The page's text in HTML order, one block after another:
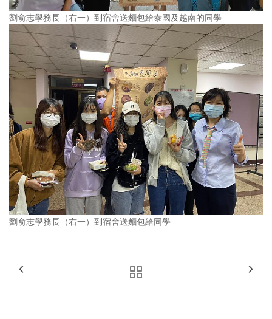
劉俞志學務長（右一）到宿舍送麵包給泰國及越南的同學
劉俞志學務長（右一）到宿舍送麵包給同學